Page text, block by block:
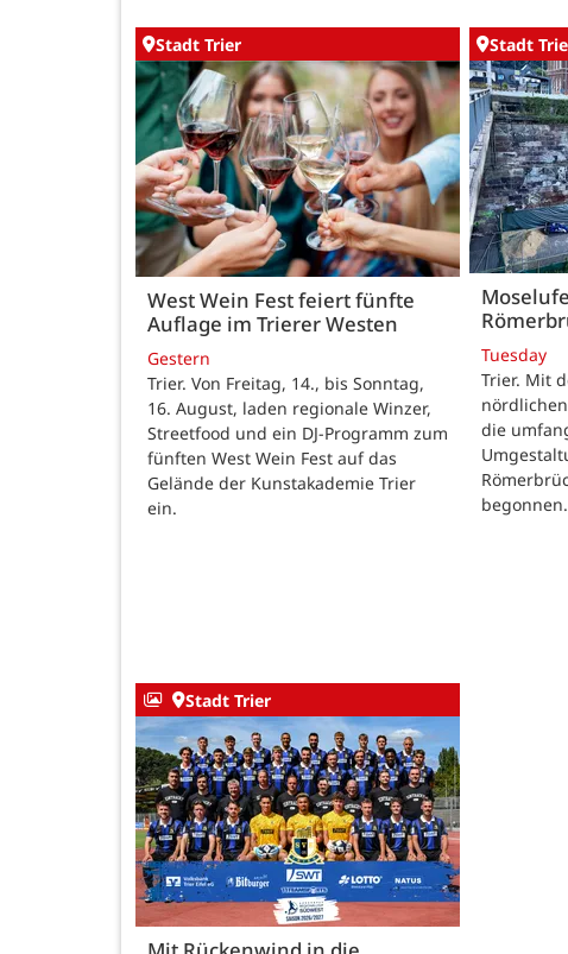
Stadt Trier
West Wein Fest feiert fünfte
Auflage im Trierer Westen
Gestern
Trier. Von Freitag, 14., bis Sonntag,
16. August, laden regionale Winzer,
Streetfood und ein DJ-Programm zum
fünften West Wein Fest auf das
Gelände der Kunstakademie Trier
ein.
Stadt
Tuesday
Trier. Mit
die
begonnen.
Stadt Trier